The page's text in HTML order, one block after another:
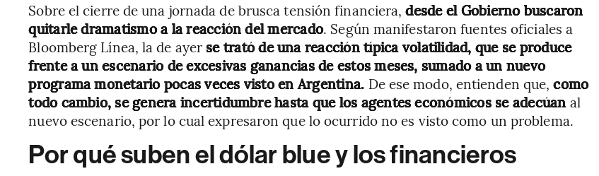
Sobre el cierre de una jornada de brusca tensión financiera,desde el Gobierno buscaron
quitarle dramatismo a la reacción del mercado. Según manifestaron fuentes oficiales a
Bloomberg Línea, la de ayer se trató de una reacción típica volatilidad, que se produce
frente a un escenario de excesivas ganancias de estos meses, sumado a un nuevo
programa monetario pocas veces visto en Argentina. De ese modo, entienden que,como
todo cambio, se genera incertidumbre hasta que los agentes económicos se adecúan al
nuevo escenario, por lo cual expresaron que lo ocurrido no es visto como un problema.
Por qué suben el dólar blue y los financieros